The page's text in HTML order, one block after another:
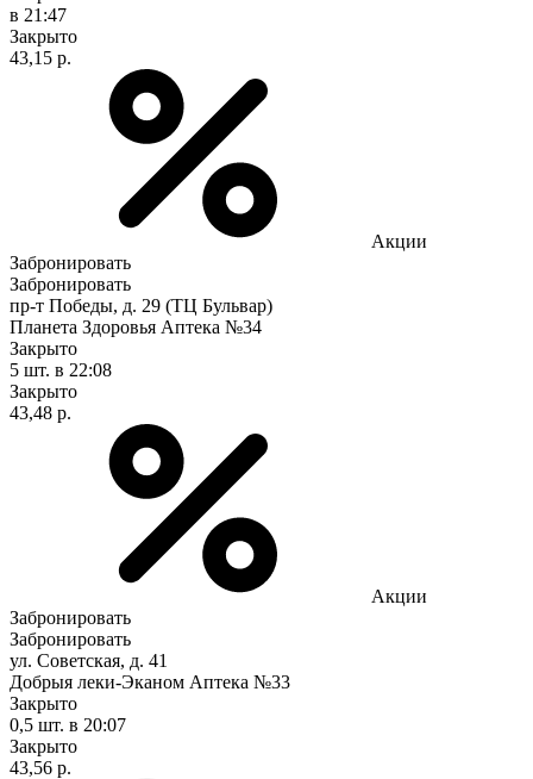
в 21:47
Закрыто
43,15 р.
Акции
Забронировать
Забронировать
пр-т Победы, д. 29 (ТЦ Бульвар)
Планета Здоровья Аптека №34
Закрыто
5 шт. в 22:08
Закрыто
43,48 р.
Акции
Забронировать
Забронировать
ул. Советская, д. 41
Добрыя леки-Эканом Аптека №33
Закрыто
0,5 шт. в 20:07
Закрыто
43,56 р.